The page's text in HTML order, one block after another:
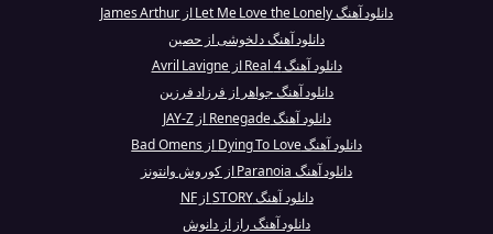
دانلود آهنگ Let Me Love the Lonely از James Arthur
دانلود آهنگ دلخوشی از حصین
دانلود آهنگ 4 Real از Avril Lavigne
دانلود آهنگ جواهر از فرزاد فرزین
دانلود آهنگ Renegade از JAY-Z
دانلود آهنگ Dying To Love از Bad Omens
دانلود آهنگ Paranoia از کوروش وانتونز
دانلود آهنگ STORY از NF
دانلود آهنگ راز از دانوش